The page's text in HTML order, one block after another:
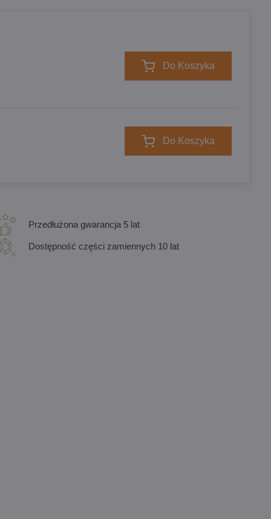
Do Koszyka
Do Koszyka
Przedłużona gwarancja 5 lat
Dostępność części zamiennych 10 lat